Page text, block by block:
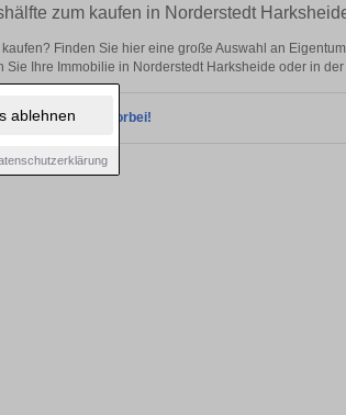
ablehnen
zum kaufen in Norderstedt
Finden Sie hier eine große Auswahl an
Ihre Immobilie in Norderstedt Harksheide oder in der
Sie bald wieder vorbei!